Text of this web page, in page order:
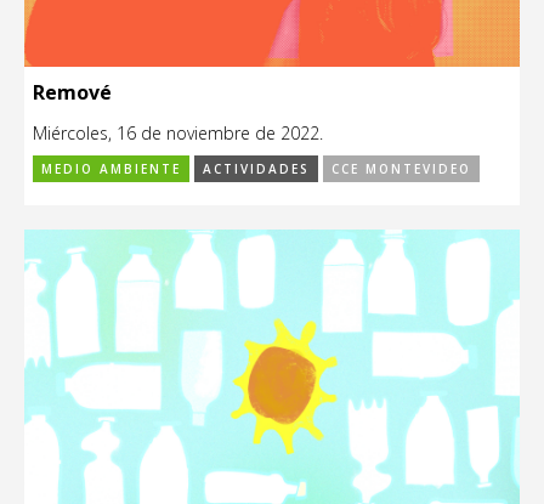
Remové
Miércoles, 16 de noviembre de 2022.
MEDIO AMBIENTE ACTIVIDADES CCE MONTEVIDEO